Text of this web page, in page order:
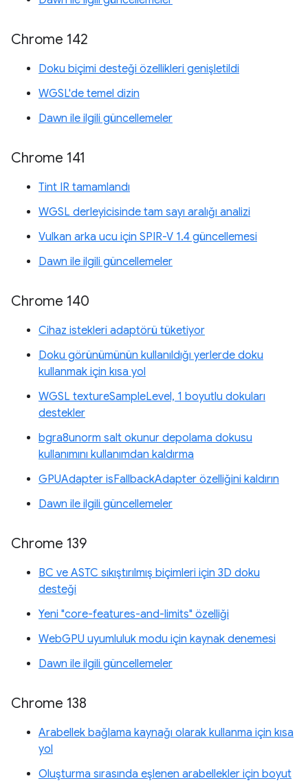
Chrome 142
Doku biçimi desteği özellikleri genişletildi
WGSL'de temel dizin
Dawn ile ilgili güncellemeler
Chrome 141
Tint IR tamamlandı
WGSL derleyicisinde tam sayı aralığı analizi
Vulkan arka ucu için SPIR-V 1.4 güncellemesi
Dawn ile ilgili güncellemeler
Chrome 140
Cihaz istekleri adaptörü tüketiyor
Doku görünümünün kullanıldığı yerlerde doku
kullanmak için kısa yol
WGSL textureSampleLevel, 1 boyutlu dokuları
destekler
bgra8unorm salt okunur depolama dokusu
kullanımını kullanımdan kaldırma
GPUAdapter isFallbackAdapter özelliğini kaldırın
Dawn ile ilgili güncellemeler
Chrome 139
BC ve ASTC sıkıştırılmış biçimleri için 3D doku
desteği
Yeni "core-features-and-limits" özelliği
WebGPU uyumluluk modu için kaynak denemesi
Dawn ile ilgili güncellemeler
Chrome 138
Arabellek bağlama kaynağı olarak kullanma için kısa
yol
Oluşturma sırasında eşlenen arabellekler için boyut